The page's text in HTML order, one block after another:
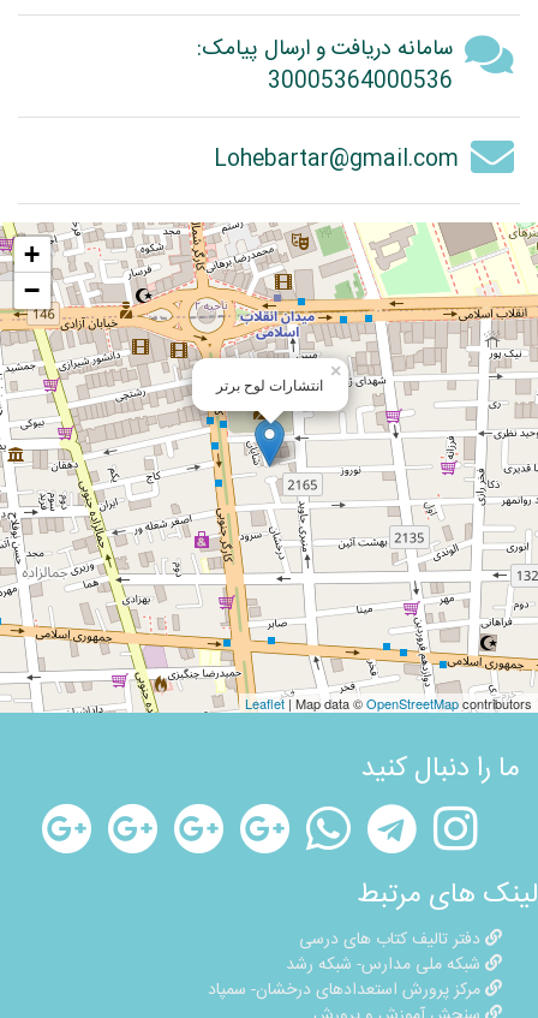
سامانه دریافت و ارسال پیامک:
30005364000536
Lohebartar@gmail.com
انتشارات لوح برتر
×
+
−
Leaflet| Map data ©OpenStreetMapcontributors
ما را دنبال کنید
لینک های مرتبط
دفتر تالیف کتاب های درسی
شبکه ملی مدارس- شبکه رشد
مرکز پرورش استعدادهای درخشان- سمپاد